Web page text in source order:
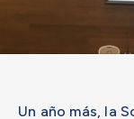
Un año más, la